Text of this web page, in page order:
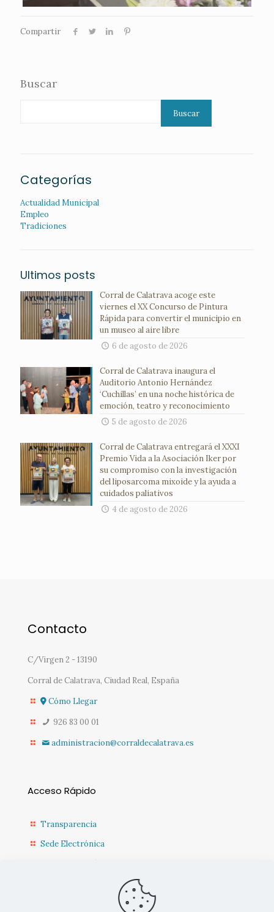
Compartir
Buscar
Buscar
Categorías
Actualidad Municipal
Empleo
Tradiciones
Ultimos posts
Corral de Calatrava acoge este
viernes el XX Concurso de Pintura
Rápida para convertir el municipio en
un museo al aire libre
6 de agosto de 2026
Corral de Calatrava inaugura el
Auditorio Antonio Hernández
‘Cuchillas’ en una noche histórica de
emoción, teatro y reconocimiento
5 de agosto de 2026
Corral de Calatrava entregará el XXXI
Premio Vida a la Asociación Iker por
su compromiso con la investigación
del liposarcoma mixoide y la ayuda a
cuidados paliativos
4 de agosto de 2026
Contacto
C/Virgen 2 - 13190
Corral de Calatrava, Ciudad Real, España
Cómo Llegar
926 83 00 01
administracion@corraldecalatrava.es
Acceso Rápido
Transparencia
Sede Electrónica
Sede Diputación CR
Actualidad Municipal